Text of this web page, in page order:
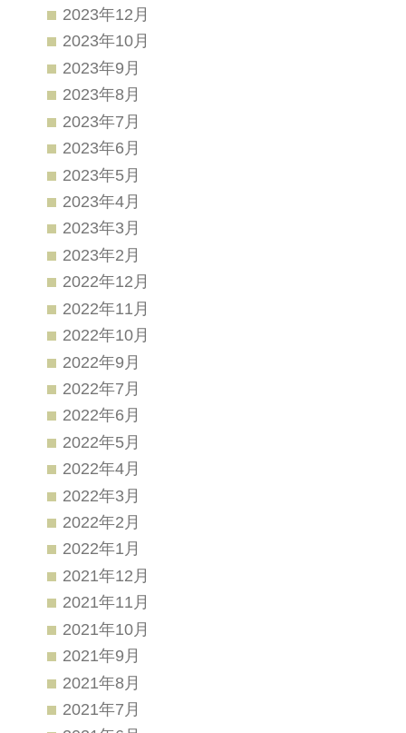
2023年12月
2023年10月
2023年9月
2023年8月
2023年7月
2023年6月
2023年5月
2023年4月
2023年3月
2023年2月
2022年12月
2022年11月
2022年10月
2022年9月
2022年7月
2022年6月
2022年5月
2022年4月
2022年3月
2022年2月
2022年1月
2021年12月
2021年11月
2021年10月
2021年9月
2021年8月
2021年7月